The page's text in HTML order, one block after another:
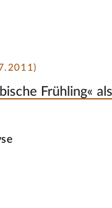
Frühling«